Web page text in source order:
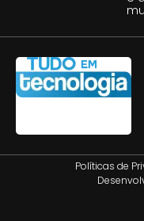
Políticas de